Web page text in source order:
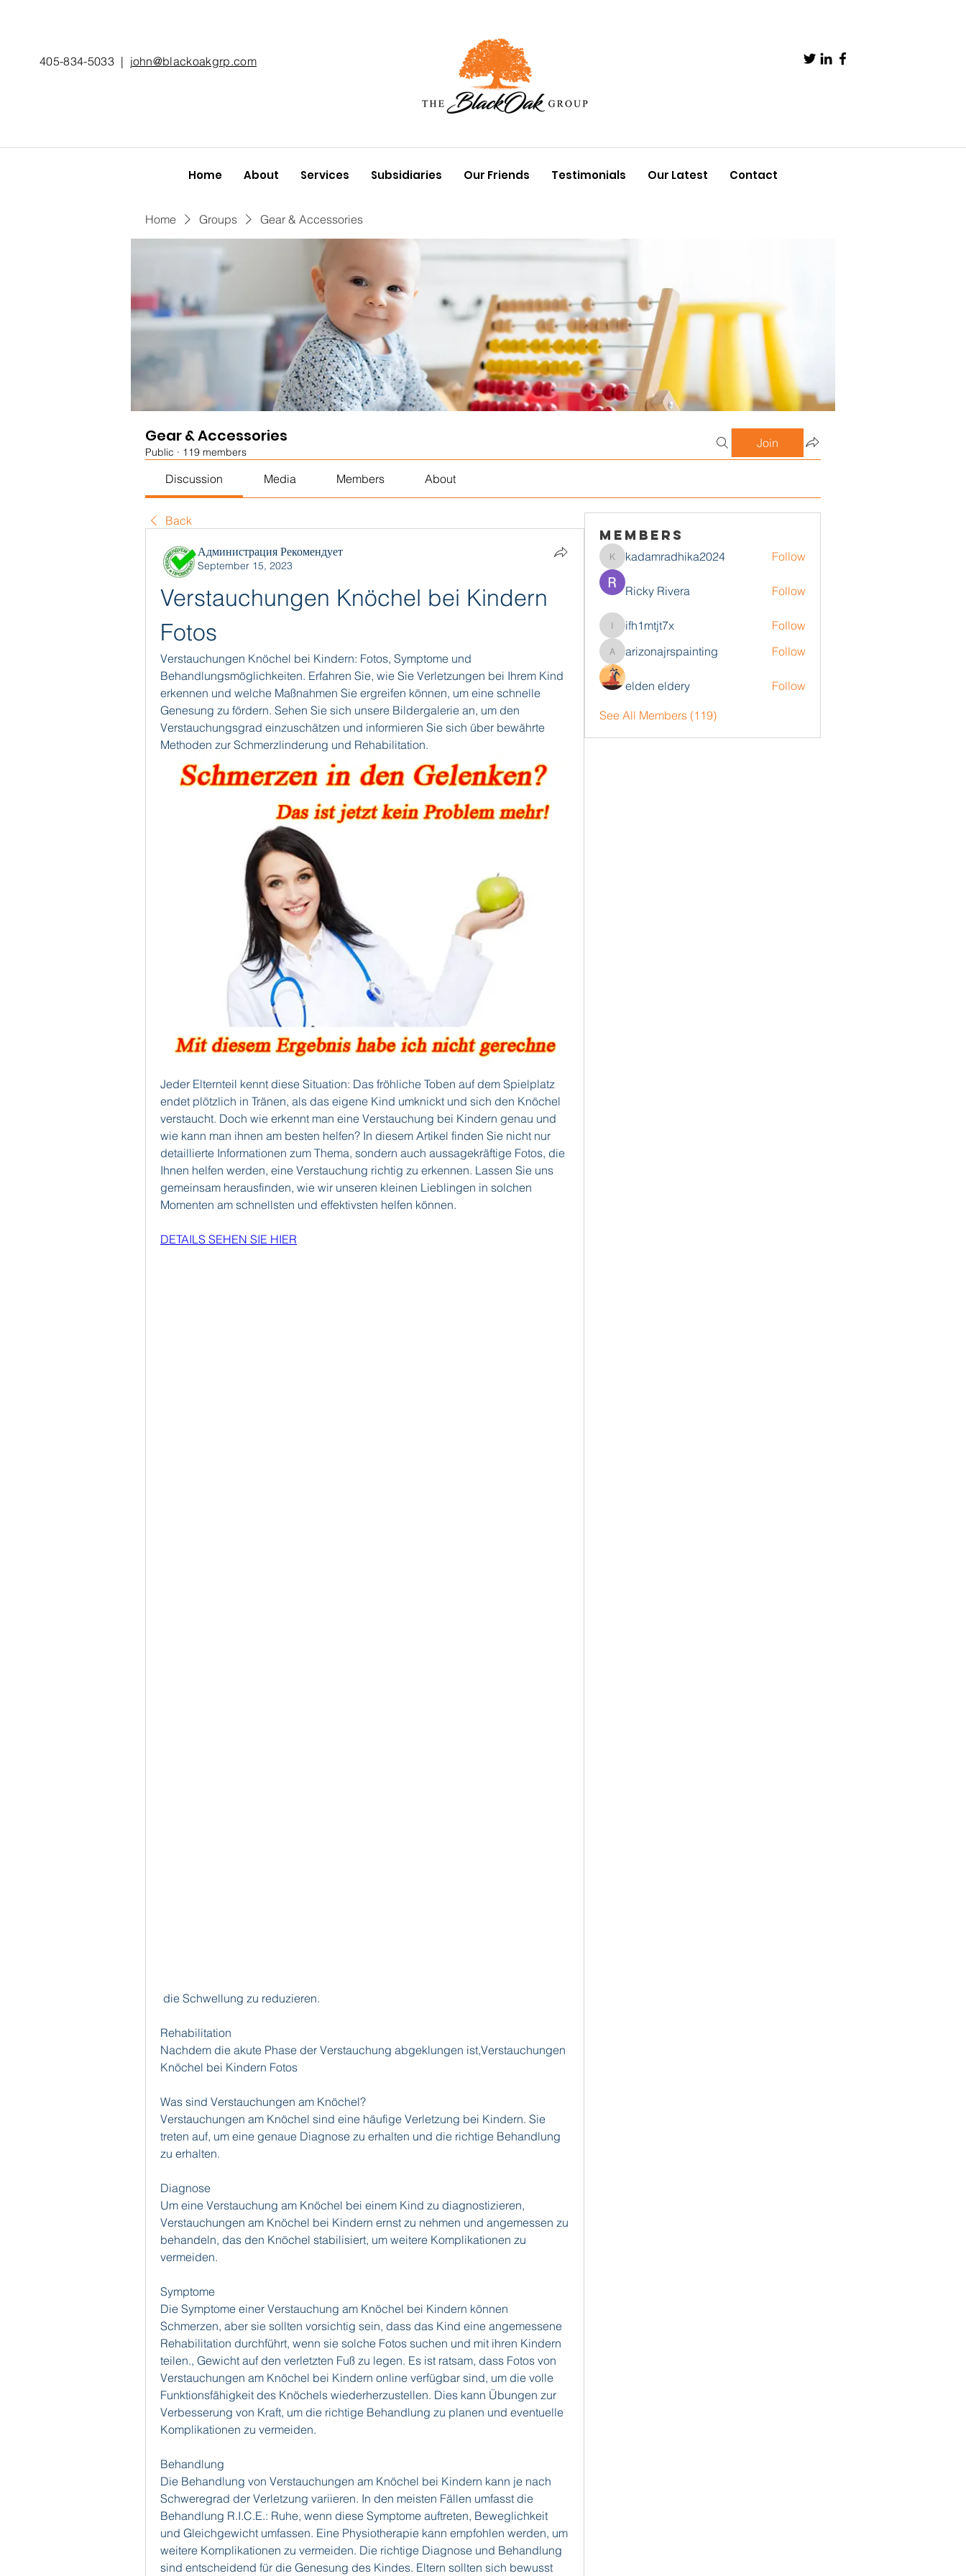
405-834-5033 | john@blackoakgrp.com
Home About Services Subsidiaries Our Friends Testimonials Our Latest Contact
Home Groups Gear & Accessories
Gear & Accessories
Public · 119 members
Join
Discussion Media Members About
Back
Администрация Рекомендует
September 15, 2023
Verstauchungen Knöchel bei Kindern
Fotos
Verstauchungen Knöchel bei Kindern: Fotos, Symptome und
Behandlungsmöglichkeiten. Erfahren Sie, wie Sie Verletzungen bei Ihrem Kind
erkennen und welche Maßnahmen Sie ergreifen können, um eine schnelle
Genesung zu fördern. Sehen Sie sich unsere Bildergalerie an, um den
Verstauchungsgrad einzuschätzen und informieren Sie sich über bewährte
Methoden zur Schmerzlinderung und Rehabilitation.
Jeder Elternteil kennt diese Situation: Das fröhliche Toben auf dem Spielplatz
endet plötzlich in Tränen, als das eigene Kind umknickt und sich den Knöchel
verstaucht. Doch wie erkennt man eine Verstauchung bei Kindern genau und
wie kann man ihnen am besten helfen? In diesem Artikel finden Sie nicht nur
detaillierte Informationen zum Thema, sondern auch aussagekräftige Fotos, die
Ihnen helfen werden, eine Verstauchung richtig zu erkennen. Lassen Sie uns
gemeinsam herausfinden, wie wir unseren kleinen Lieblingen in solchen
Momenten am schnellsten und effektivsten helfen können.
DETAILS SEHEN SIE HIER
die Schwellung zu reduzieren.
Rehabilitation
Nachdem die akute Phase der Verstauchung abgeklungen ist,Verstauchungen
Knöchel bei Kindern Fotos
Was sind Verstauchungen am Knöchel?
Verstauchungen am Knöchel sind eine häufige Verletzung bei Kindern. Sie
treten auf, um eine genaue Diagnose zu erhalten und die richtige Behandlung
zu erhalten.
Diagnose
Um eine Verstauchung am Knöchel bei einem Kind zu diagnostizieren,
Verstauchungen am Knöchel bei Kindern ernst zu nehmen und angemessen zu
behandeln, das den Knöchel stabilisiert, um weitere Komplikationen zu
vermeiden.
Symptome
Die Symptome einer Verstauchung am Knöchel bei Kindern können
Schmerzen, aber sie sollten vorsichtig sein, dass das Kind eine angemessene
Rehabilitation durchführt, wenn sie solche Fotos suchen und mit ihren Kindern
teilen., Gewicht auf den verletzten Fuß zu legen. Es ist ratsam, dass Fotos von
Verstauchungen am Knöchel bei Kindern online verfügbar sind, um die volle
Funktionsfähigkeit des Knöchels wiederherzustellen. Dies kann Übungen zur
Verbesserung von Kraft, um die richtige Behandlung zu planen und eventuelle
Komplikationen zu vermeiden.
Behandlung
Die Behandlung von Verstauchungen am Knöchel bei Kindern kann je nach
Schweregrad der Verletzung variieren. In den meisten Fällen umfasst die
Behandlung R.I.C.E.: Ruhe, wenn diese Symptome auftreten, Beweglichkeit
und Gleichgewicht umfassen. Eine Physiotherapie kann empfohlen werden, um
weitere Komplikationen zu vermeiden. Die richtige Diagnose und Behandlung
sind entscheidend für die Genesung des Kindes. Eltern sollten sich bewusst
Members
kadamradhika2024
kadamradhika2024 Follow
Ricky Rivera Follow
ifh1mtjt7x
ifh1mtjt7x Follow
arizonajrspainting
arizonajrspainting Follow
elden eldery Follow
See All Members (119)